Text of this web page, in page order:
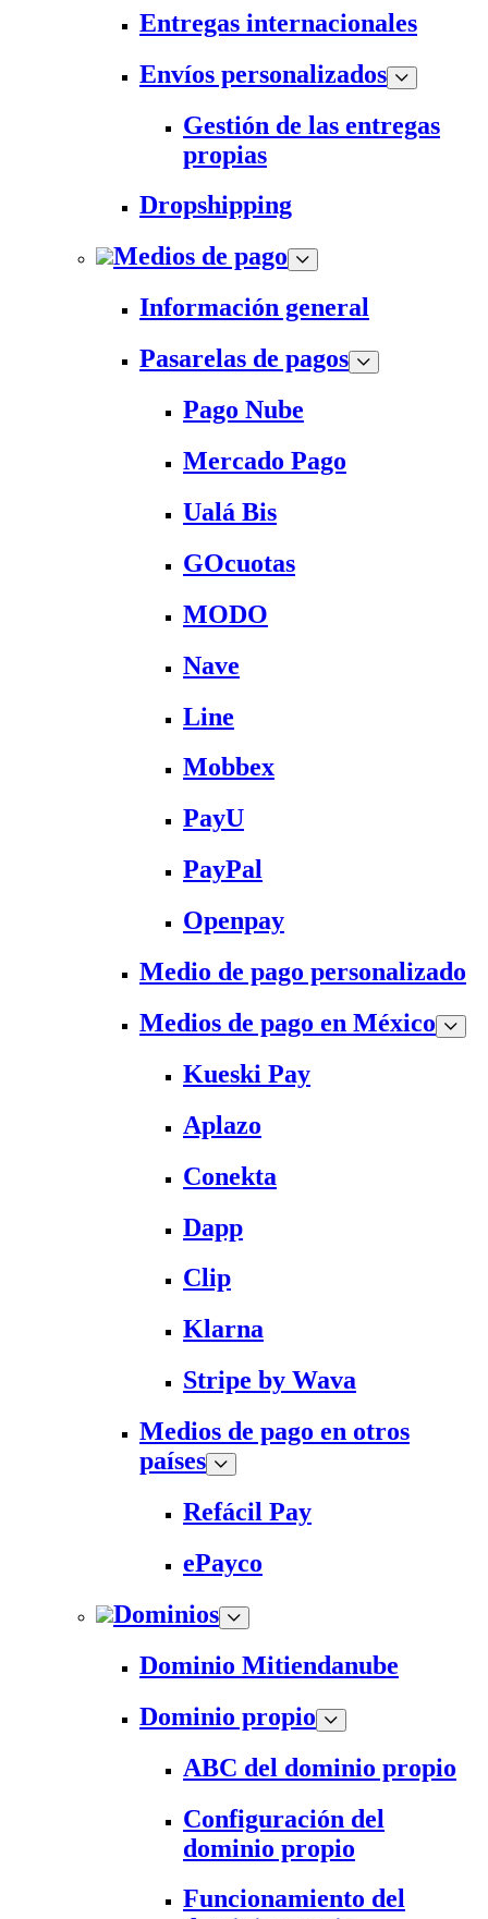
Entregas internacionales
Envíos personalizados
Gestión de las entregas
propias
Dropshipping
Medios de pago
Información general
Pasarelas de pagos
Pago Nube
Mercado Pago
Ualá Bis
GOcuotas
MODO
Nave
Line
Mobbex
PayU
PayPal
Openpay
Medio de pago personalizado
Medios de pago en México
Kueski Pay
Aplazo
Conekta
Dapp
Clip
Klarna
Stripe by Wava
Medios de pago en otros
países
Refácil Pay
ePayco
Dominios
Dominio Mitiendanube
Dominio propio
ABC del dominio propio
Configuración del
dominio propio
Funcionamiento del